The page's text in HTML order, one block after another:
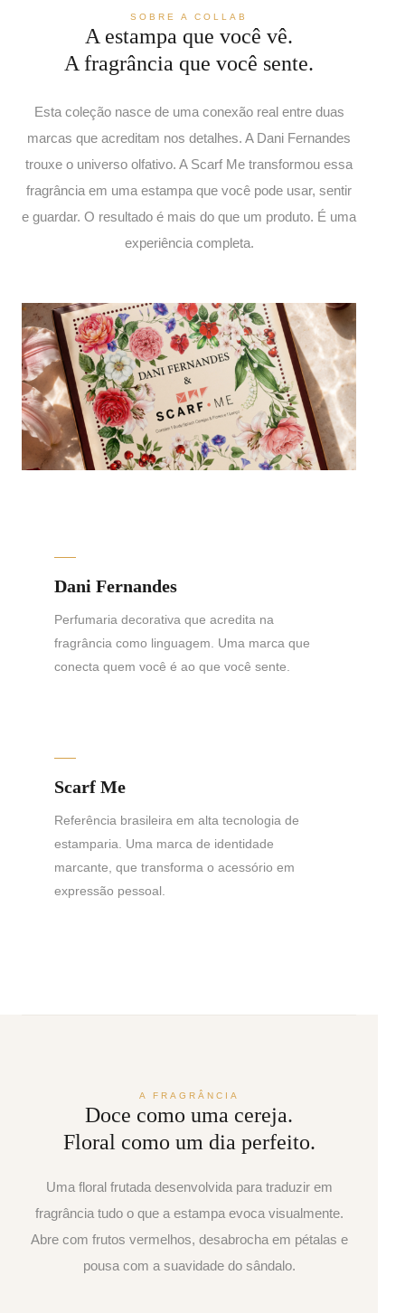
SOBRE A COLLAB
A estampa que você vê.
A fragrância que você sente.
Esta coleção nasce de uma conexão real entre duas
marcas que acreditam nos detalhes. A Dani Fernandes
trouxe o universo olfativo. A Scarf Me transformou essa
fragrância em uma estampa que você pode usar, sentir
e guardar. O resultado é mais do que um produto. É uma
experiência completa.
Dani Fernandes
Perfumaria decorativa que acredita na
fragrância como linguagem. Uma marca que
conecta quem você é ao que você sente.
Scarf Me
Referência brasileira em alta tecnologia de
estamparia. Uma marca de identidade
marcante, que transforma o acessório em
expressão pessoal.
A FRAGRÂNCIA
Doce como uma cereja.
Floral como um dia perfeito.
Uma floral frutada desenvolvida para traduzir em
fragrância tudo o que a estampa evoca visualmente.
Abre com frutos vermelhos, desabrocha em pétalas e
pousa com a suavidade do sândalo.